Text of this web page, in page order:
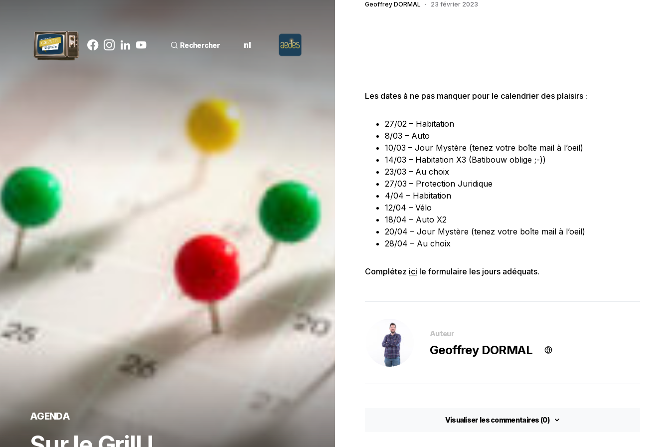
Rechercher nl
AGENDA
Geoffrey DORMAL 23 février 2023
Les dates à ne pas manquer pour le calendrier des plaisirs :
27/02 – Habitation
8/03 – Auto
10/03 – Jour Mystère (tenez votre boîte mail à l’oeil)
14/03 – Habitation X3 (Batibouw oblige ;-))
23/03 – Au choix
27/03 – Protection Juridique
4/04 – Habitation
12/04 – Vélo
18/04 – Auto X2
20/04 – Jour Mystère (tenez votre boîte mail à l’oeil)
28/04 – Au choix
Complétez ici le formulaire les jours adéquats.
Auteur
Geoffrey DORMAL
Visualiser les commentaires (0)